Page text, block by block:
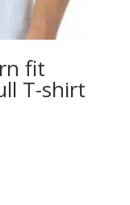
fit
T-shirt